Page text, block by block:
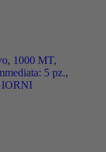
, 1000 MT,
5 pz.,